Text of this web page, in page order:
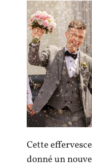
Cette
donné un